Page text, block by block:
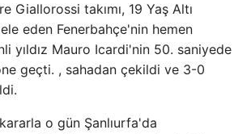
Giallorossi takımı, 19 Yaş Altı
eden Fenerbahçe'nin hemen
yıldız Mauro Icardi'nin 50. saniyede
geçti. , sahadan çekildi ve 3-0
o gün Şanlıurfa'da